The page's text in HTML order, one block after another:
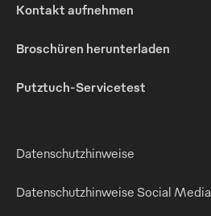
Kontakt aufnehmen
Broschüren herunterladen
Putztuch-Servicetest
Datenschutzhinweise
Datenschutzhinweise Social Media